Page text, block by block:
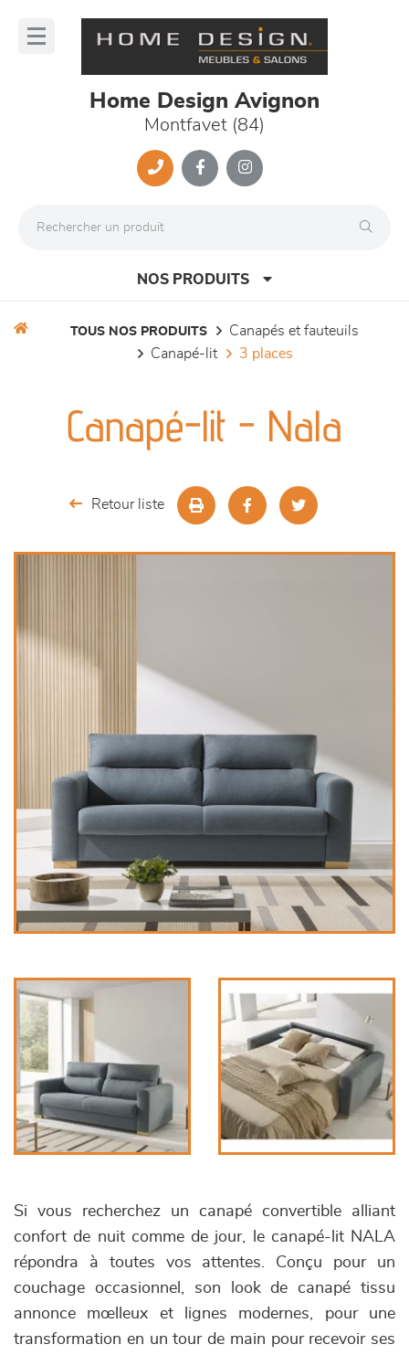
Home Design Avignon
Montfavet (84)
NOS PRODUITS
séjours
chambres et dressing
TOUS NOS PRODUITS
canapés et fauteuils
canapé-lit
3 places
Canapé-lit - Nala
Retour liste
Si vous recherchez un canapé convertible alliant
confort de nuit comme de jour, le canapé-lit NALA
répondra à toutes vos attentes. Conçu pour un
couchage occasionnel, son look de canapé tissu
annonce mœlleux et lignes modernes, pour une
transformation en un tour de main pour recevoir ses